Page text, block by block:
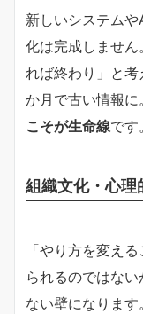
新しいシステム
化は完成しませ
れば終わり」と
か月で古い情報に。
こそが生命線です。
組織文化・心理
「やり方を変え
られるのではな
ない壁になります。